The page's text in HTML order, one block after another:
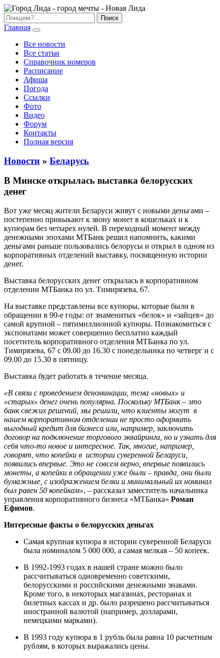
Главная
Все новости
Все статьи
Справочник номеров
Расписание
Афиша
Погода
Ссылки
Фото
Видео
Форум
Контакты
Полная версия
Новости » Беларусь
В Минске открылась выставка белорусских
денег
Вот уже месяц жители Беларуси живут с новыми деньгами –
постепенно привыкают к звону монет в кошельках и к
купюрам без четырех нулей. В переходный момент между
денежными эпохами МТБанк решил напомнить, какими
деньгами раньше пользовались белорусы и открыл в одном из
корпоративных отделений выставку, посвященную истории
денег.
Выставка белорусских денег открылась в корпоративном
отделении МТБанка по ул. Тимирязева, 67.
На выставке представлены все купюры, которые были в
обращении в 90-е годы: от знаменитых «белок» и «зайцев» до
самой крупной – пятимиллионной купюры. Познакомиться с
экспонатами может совершенно бесплатно каждый
посетитель корпоративного отделения МТБанка по ул.
Тимирязева, 67 с 09.00 до 16.30 с понедельника по четверг и с
09.00 до 15.30 в пятницу.
Выставка будет работать в течение месяца.
«В связи с проведением деноминации, тема «новых» и
«старых» денег очень популярна. Поскольку МТБанк – это
банк свежих решений, мы решили, что клиенты могут в
нашем корпоративном отделении не просто оформить
выгодный кредит для бизнеса или, например, заключить
договор на подключение торгового эквайринга, но и узнать для
себя что-то новое и интересное. Так, многие, например,
говорят, что копейки в истории суверенной Беларуси,
появились впервые. Это не совсем верно, впервые появились
монеты, а копейки в обращении уже были – правда, они были
бумажные, с изображением белки и минимальный их номинал
был равен 50 копейкам», – рассказал заместитель начальника
управления корпоративного бизнеса «МТБанка» Роман
Ефимов.
Интересные факты о белорусских деньгах
Самая крупная купюра в истории суверенной Беларуси
была номиналом 5 000 000, а самая мелкая – 50 копеек.
В 1992-1993 годах в нашей стране можно было
рассчитываться одновременно советскими,
белорусскими и российскими денежными знаками.
Кроме того, в некоторых магазинах, ресторанах и
билетных кассах и др. было разрешено рассчитываться
иностранной валютой (например, долларами,
немецкими марками).
В 1993 году купюра в 1 рубль была равна 10 расчетным
рублям, в которых выражались цены.